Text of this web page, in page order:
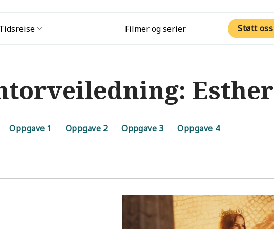
Filmer og serier Støtt oss
Esther
Oppgave 1 Oppgave 2 Oppgave 3 Oppgave 4